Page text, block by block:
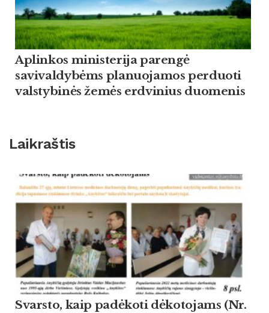
Aplinkos ministerija parengė
savivaldybėms planuojamos perduoti
valstybinės žemės erdvinius duomenis
Laikraštis
Svarsto, kaip padėkoti dėkotojams (Nr.